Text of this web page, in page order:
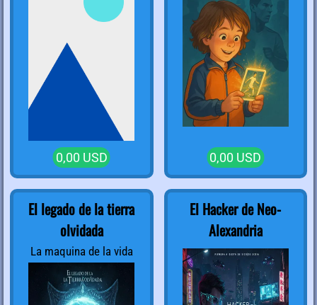
0,00 USD 0,00 USD
El legado de la tierra
olvidada
La maquina de la vida
El Hacker de Neo-
Alexandria